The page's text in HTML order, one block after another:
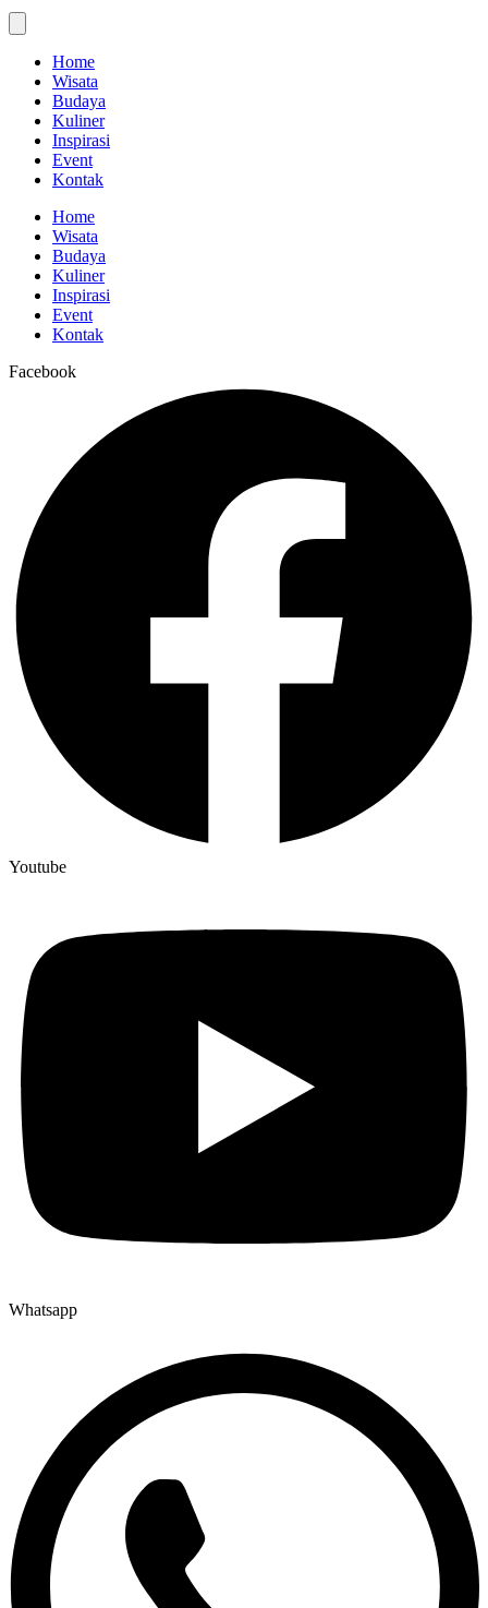
Home
Wisata
Budaya
Kuliner
Inspirasi
Event
Kontak
Home
Wisata
Budaya
Kuliner
Inspirasi
Event
Kontak
Facebook
Youtube
Whatsapp